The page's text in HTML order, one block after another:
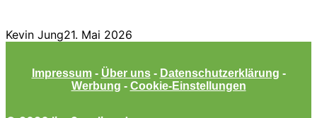
Kevin Jung21. Mai 2026
Impressum - Über uns - Datenschutzerklärung -
Werbung - Cookie-Einstellungen